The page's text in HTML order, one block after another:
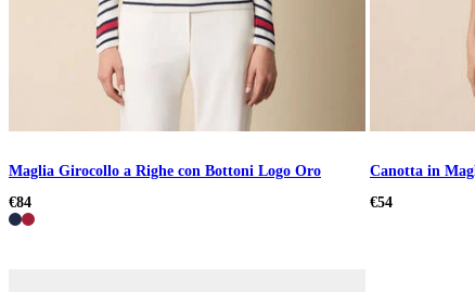
Maglia Girocollo a Righe con Bottoni Logo Oro
€84
Canotta in
€54